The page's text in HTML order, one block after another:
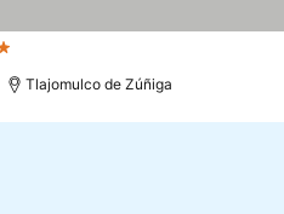
Tlajomulco de Zúñiga